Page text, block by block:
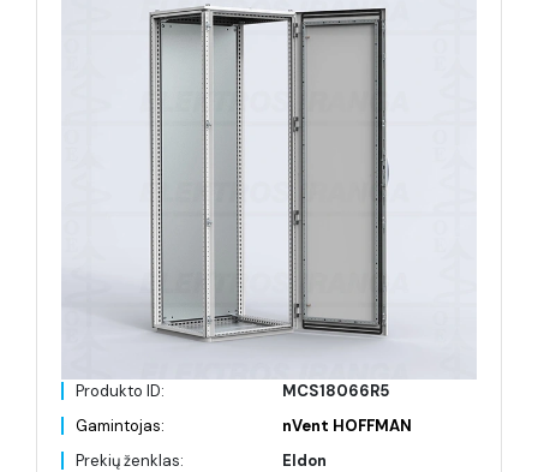
Produkto ID:
MCS18066R5
Gamintojas:
nVent HOFFMAN
Prekių ženklas:
Eldon